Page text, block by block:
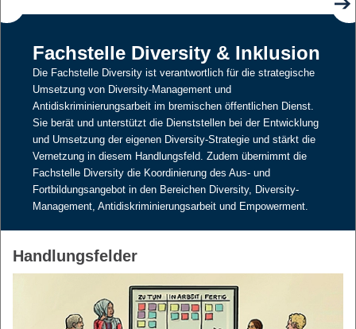
Fachstelle Diversity & Inklusion
Die Fachstelle Diversity ist verantwortlich für die strategische
Umsetzung von Diversity-Management und
Antidiskriminierungsarbeit im bremischen öffentlichen Dienst.
Sie berät und unterstützt die Dienststellen bei der Entwicklung
und Umsetzung der eigenen Diversity-Strategie und stärkt die
Vernetzung in diesem Handlungsfeld. Zudem übernimmt die
Fachstelle Diversity die Koordinierung des Aus- und
Fortbildungsangebot in den Bereichen Diversity, Diversity-
Management, Antidiskriminierungsarbeit und Empowerment.
Handlungsfelder